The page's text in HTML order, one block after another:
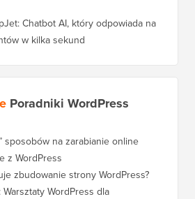
Chatbot AI, który odpowiada na
w kilka sekund
Poradniki WordPress
sposobów na zarabianie online
z WordPress
zbudowanie strony WordPress?
WordPress dla